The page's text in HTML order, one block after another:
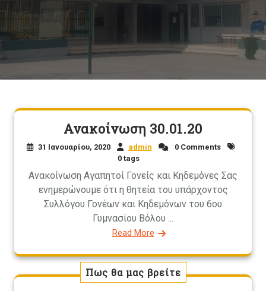
Ανακοίνωση 30.01.20
31 Ιανουαρίου, 2020 admin
0 Comments
0 tags
Ανακοίνωση Αγαπητοί Γονείς και Κηδεμόνες Σας
ενημερώνουμε ότι η θητεία του υπάρχοντος
Συλλόγου Γονέων και Κηδεμόνων του 6ου
Γυμνασίου Βόλου ...
Read More
Πως θα μας βρείτε